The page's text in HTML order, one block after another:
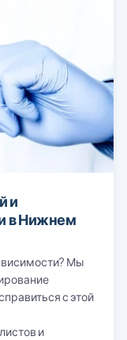
и
в Нижнем
Мы
с этой
и